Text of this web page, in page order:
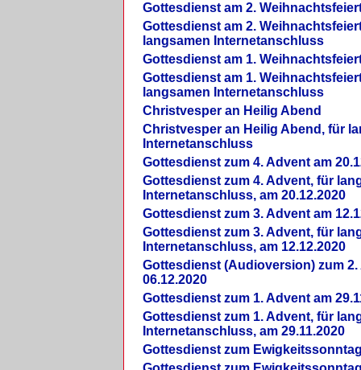
Gottesdienst am 2.
Gottesdienst am 2.
langsamen Internetanschluss
Gottesdienst am 1.
Gottesdienst am 1.
langsamen Internetanschluss
Christvesper an Heilig Abend
Christvesper an Heilig Abend, für
Internetanschluss
Gottesdienst zum 4. Advent am
Gottesdienst zum 4. Advent, für
Internetanschluss, am 20.12.2020
Gottesdienst zum 3. Advent am
Gottesdienst zum 3. Advent, für
Internetanschluss, am 12.12.2020
Gottesdienst (Audioversion) zum 2.
06.12.2020
Gottesdienst zum 1. Advent am
Gottesdienst zum 1. Advent, für
Internetanschluss, am 29.11.2020
Gottesdienst zum